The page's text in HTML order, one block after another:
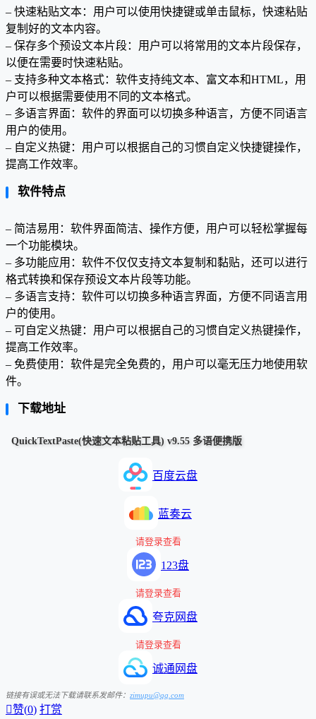
– 快速粘贴文本：用户可以使用快捷键或单击鼠标，快速粘贴
复制好的文本内容。
– 保存多个预设文本片段：用户可以将常用的文本片段保存，
以便在需要时快速粘贴。
– 支持多种文本格式：软件支持纯文本、富文本和HTML，用
户可以根据需要使用不同的文本格式。
– 多语言界面：软件的界面可以切换多种语言，方便不同语言
用户的使用。
– 自定义热键：用户可以根据自己的习惯自定义快捷键操作，
提高工作效率。
软件特点
– 简洁易用：软件界面简洁、操作方便，用户可以轻松掌握每
一个功能模块。
– 多功能应用：软件不仅仅支持文本复制和黏贴，还可以进行
格式转换和保存预设文本片段等功能。
– 多语言支持：软件可以切换多种语言界面，方便不同语言用
户的使用。
– 可自定义热键：用户可以根据自己的习惯自定义热键操作，
提高工作效率。
– 免费使用：软件是完全免费的，用户可以毫无压力地使用软
件。
下载地址
QuickTextPaste(快速文本粘贴工具) v9.55 多语便携版
百度云盘
蓝奏云
请登录查看
123盘
请登录查看
夸克网盘
请登录查看
诚通网盘
链接有误或无法下载请联系发邮件： zimupu@qq.com
赞(0) 打赏